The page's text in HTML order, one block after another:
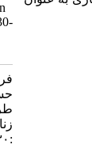
:۳۰-۴۰